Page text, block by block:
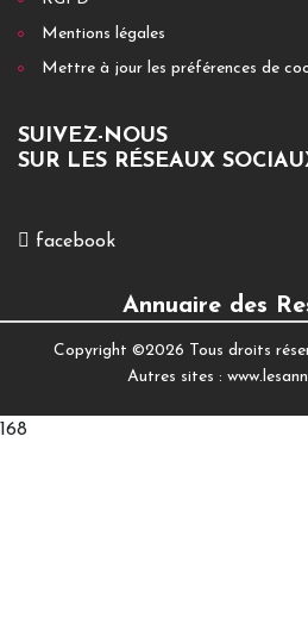
Mentions légales
Mettre à jour les préférences de
SUIVEZ-NOUS
SUR LES RÉSEAUX
facebook
Annuaire des
Copyright ©2026 Tous droits
Autres sites :
168